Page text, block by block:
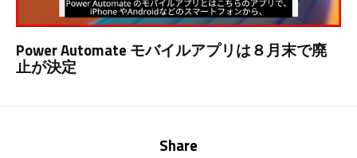
Power Automate モバイルアプリは８月末で廃
止が決定
Share